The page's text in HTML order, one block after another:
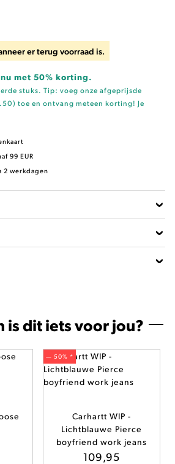
er terug voorraad is.
met 50% korting.
stuks. Tip: voeg onze afgeprijsde
toe en ontvang meteen korting! Je
99 EUR
2 werkdagen
is dit iets voor jou?
— 50% *
Carhartt WIP -
Lichtblauwe Pierce
boyfriend work jeans
109,95